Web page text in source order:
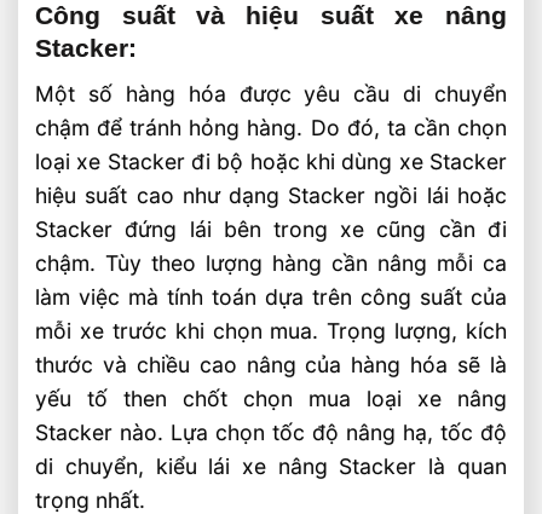
Công suất và hiệu suất xe nâng
Stacker:
Một số hàng hóa được yêu cầu di chuyển
chậm để tránh hỏng hàng. Do đó, ta cần chọn
loại xe Stacker đi bộ hoặc khi dùng xe Stacker
hiệu suất cao như dạng Stacker ngồi lái hoặc
Stacker đứng lái bên trong xe cũng cần đi
chậm. Tùy theo lượng hàng cần nâng mỗi ca
làm việc mà tính toán dựa trên công suất của
mỗi xe trước khi chọn mua. Trọng lượng, kích
thước và chiều cao nâng của hàng hóa sẽ là
yếu tố then chốt chọn mua loại xe nâng
Stacker nào. Lựa chọn tốc độ nâng hạ, tốc độ
di chuyển, kiểu lái xe nâng Stacker là quan
trọng nhất.